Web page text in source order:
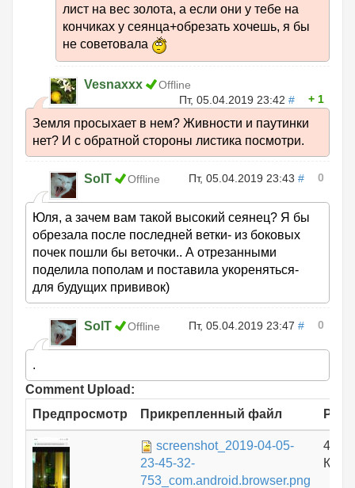
лист на вес золота, а если они у тебе на
кончиках у сеянца+обрезать хочешь, я бы
не советовала
Vesnaxxx
Offline
Пт, 05.04.2019 23:42 # 1
Земля просыхает в нем? Живности и паутинки
нет? И с обратной стороны листика посмотри.
SolT Offline Пт, 05.04.2019 23:43 # 0
Юля, а зачем вам такой высокий сеянец? Я бы
обрезала после последней ветки- из боковых
почек пошли бы веточки.. А отрезанными
поделила пополам и поставила укореняться-
для будущих прививок)
SolT Offline Пт, 05.04.2019 23:47 # 0
.
Comment Upload:
Предпросмотр
Прикрепленный файл
screenshot_2019-04-05-
23-45-32-
753_com.android.browser.png
КБ